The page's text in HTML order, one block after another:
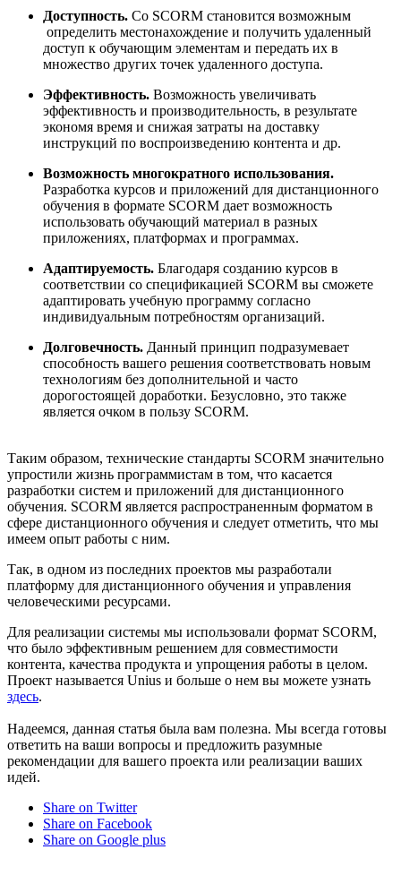
Доступность. Со SCORM становится возможным
определить местонахождение и получить удаленный
доступ к обучающим элементам и передать их в
множество других точек удаленного доступа.
Эффективность. Возможность увеличивать
эффективность и производительность, в результате
экономя время и снижая затраты на доставку
инструкций по воспроизведению контента и др.
Возможность многократного использования.
Разработка курсов и приложений для дистанционного
обучения в формате SCORM дает возможность
использовать обучающий материал в разных
приложениях, платформах и программах.
Адаптируемость. Благодаря созданию курсов в
соответствии со спецификацией SCORM вы сможете
адаптировать учебную программу согласно
индивидуальным потребностям организаций.
Долговечность. Данный принцип подразумевает
способность вашего решения соответствовать новым
технологиям без дополнительной и часто
дорогостоящей доработки. Безусловно, это также
является очком в пользу SCORM.
Таким образом, технические стандарты SCORM значительно
упростили жизнь программистам в том, что касается
разработки систем и приложений для дистанционного
обучения. SCORM является распространенным форматом в
сфере дистанционного обучения и следует отметить, что мы
имеем опыт работы с ним.
Так, в одном из последних проектов мы разработали
платформу для дистанционного обучения и управления
человеческими ресурсами.
Для реализации системы мы использовали формат SCORM,
что было эффективным решением для совместимости
контента, качества продукта и упрощения работы в целом.
Проект называется Unius и больше о нем вы можете узнать
здесь.
Надеемся, данная статья была вам полезна. Мы всегда готовы
ответить на ваши вопросы и предложить разумные
рекомендации для вашего проекта или реализации ваших
идей.
Share on Twitter
Share on Facebook
Share on Google plus